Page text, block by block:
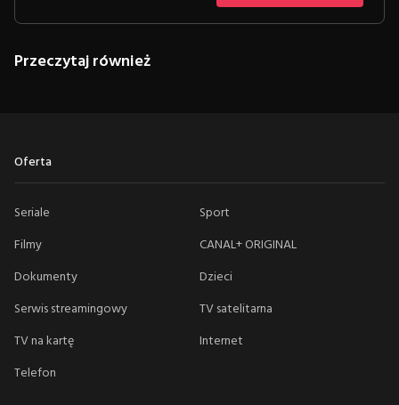
Przeczytaj również
Oferta
Seriale
Sport
Filmy
CANAL+ ORIGINAL
Dokumenty
Dzieci
Serwis streamingowy
TV satelitarna
TV na kartę
Internet
Telefon